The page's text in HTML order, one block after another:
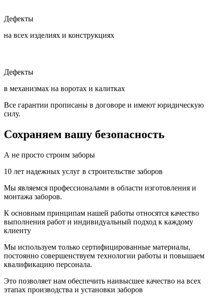
Дефекты
на всех изделиях и конструкциях
Дефекты
в механизмах на воротах и калитках
Все гарантии прописаны в договоре и имеют юридическую
силу.
Сохраняем вашу безопасность
А не просто строим заборы
10 лет надежных услуг в строительстве заборов
Мы являемся профессионалами в области изготовления и
монтажа заборов.
К основным принципам нашей работы относятся качество
выполнения работ и индивидуальный подход к каждому
клиенту
Мы используем только сертифицированные материалы,
постоянно совершенствуем технологии работы и повышаем
квалификацию персонала.
Это позволяет нам обеспечить наивысшее качество на всех
этапах производства и установки заборов